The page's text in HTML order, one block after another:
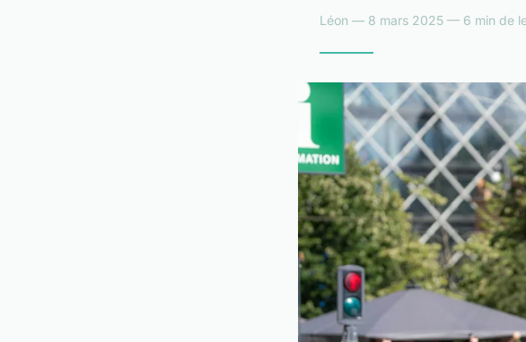
Léon — 8 mars 2025 — 6 min de